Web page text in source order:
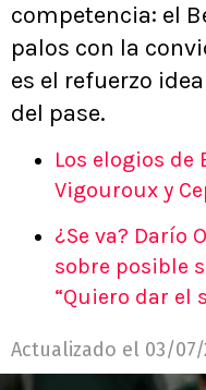
competencia: el
palos con la
es el refuerzo
del pase.
Los elogios de
Vigouroux y
¿Se va? Darío
sobre posible
“Quiero dar el
Actualizado el 03/07/